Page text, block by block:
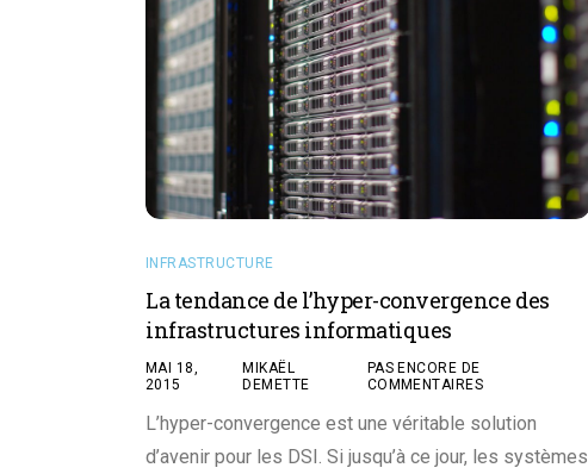
INFRASTRUCTURE
La tendance de l’hyper-convergence des
infrastructures informatiques
MAI 18,
2015
MIKAËL
DEMETTE
PAS ENCORE DE
COMMENTAIRES
L’hyper-convergence est une véritable solution
d’avenir pour les DSI. Si jusqu’à ce jour, les systèmes